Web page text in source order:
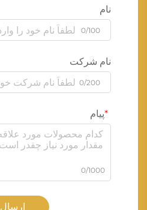
نام
0/100
نام شرکت
0/200
پیام
0/1000
ارسال